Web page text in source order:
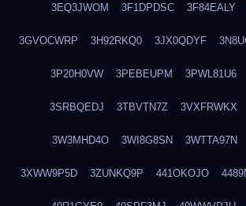
3EQ3JWOM 3F1DPDSC 3F84EALY
3GVOCWRP 3H92RKQ0 3JX0QDYF
3P20H0VW 3PEBEUPM 3PWL81U6
3SRBQEDJ 3TBVTN7Z 3VXFRWKX
3W3MHD4O 3WI8G8SN 3WTTA97N
3XWW9P5D 3ZUNKQ9P 441OKOJO